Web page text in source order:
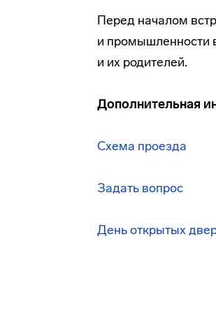
Перед началом
и промышленности
и их родителей.
Дополнительная
Схема проезда
Задать вопрос
День открытых